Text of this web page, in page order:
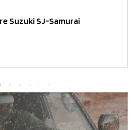
Suzuki SJ-Samurai